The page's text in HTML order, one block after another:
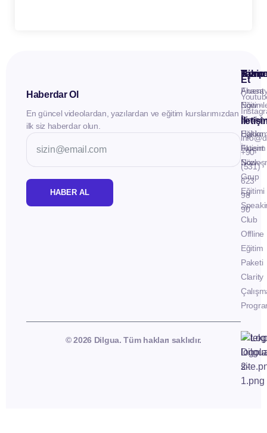
Haberdar Ol
En güncel videolardan, yazılardan ve eğitim kurslarımızdan
ilk siz haberdar olun.
HABER AL
İletişim
Fluent
Now -
Birebir
Eğitim
Fluent
Now -
Grup
Eğitimi
Club
Offline
Eğitim
Paketi
Clarity
Takip
Et
+90
(531)
623
98
90
© 2026 Dilgua. Tüm hakları saklıdır.